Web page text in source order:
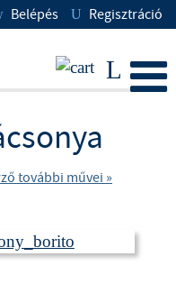
Belépés U Regisztráció
L
további művei »